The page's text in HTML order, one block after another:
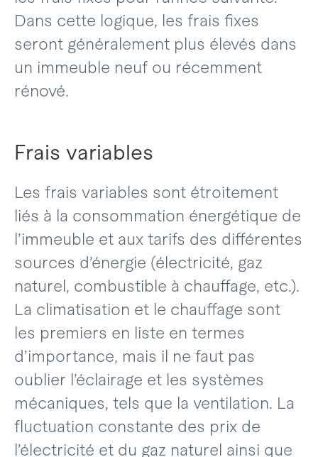
Dans cette logique, les frais fixes
seront généralement plus élevés dans
un immeuble neuf ou récemment
rénové.
Frais variables
Les frais variables sont étroitement
liés à la consommation énergétique de
l’immeuble et aux tarifs des différentes
sources d’énergie (électricité, gaz
naturel, combustible à chauffage, etc.).
La climatisation et le chauffage sont
les premiers en liste en termes
d’importance, mais il ne faut pas
oublier l’éclairage et les systèmes
mécaniques, tels que la ventilation. La
fluctuation constante des prix de
l’électricité et du gaz naturel ainsi que